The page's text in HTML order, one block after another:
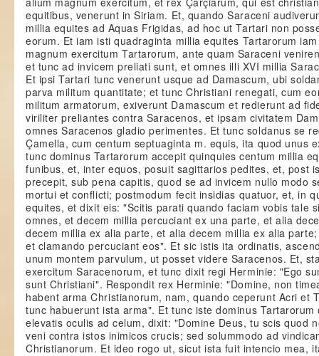
equitibus, venerunt in Siriam. Et, quando Saraceni
millia equites ad Aquas Frigidas, ad hoc ut Tartari non
eorum. Et iam isti quadraginta millia equites Tartarorum
magnum exercitum Tartarorum, ante quam Saraceni
et tunc ad invicem preliati sunt, et omnes illi XVI millia
Et ipsi Tartari tunc venerunt usque ad Damascum, ubi
parva militum quantitate; et tunc Christiani renegati, cum
militum armatorum, exiverunt Damascum et redierunt ad
viriliter preliantes contra Saracenos, et ipsam civitatem
omnes Saracenos gladio perimentes. Et tunc soldanus se
Çamella, cum centum septuaginta m. equis, ita quod unus
tunc dominus Tartarorum accepit quinquies centum millia
funibus, et, inter equos, posuit sagittarios pedites, et, post
precepit, sub pena capitis, quod se ad invicem nullo modo
mortui et conflicti; postmodum fecit insidias quatuor, et, in
equites, et dixit eis: "Scitis parati quando faciam vobis tale
omnes, et decem millia percuciant ex una parte, et alia
decem millia ex alia parte, et alia decem millia ex alia
et clamando percuciant eos". Et sic istis ita ordinatis,
unum montem parvulum, ut posset videre Saracenos. Et,
exercitum Saracenorum, et tunc dixit regi Herminie: "Ego
sunt Christiani". Respondit rex Herminie: "Domine, non
habent arma Christianorum, nam, quando ceperunt Acri et
tunc habuerunt ista arma". Et tunc iste dominus
elevatis oculis ad celum, dixit: "Domine Deus, tu scis quod
veni contra istos inimicos crucis; sed solummodo ad
Christianorum. Et ideo rogo ut, sicut ista fuit intencio mea,